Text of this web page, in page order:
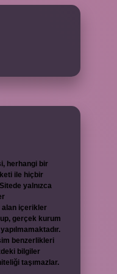
herhangi bir
ile hiçbir
yalnızca
alan içerikler
gerçek kurum
benzerlikleri
bilgiler
taşımazlar.